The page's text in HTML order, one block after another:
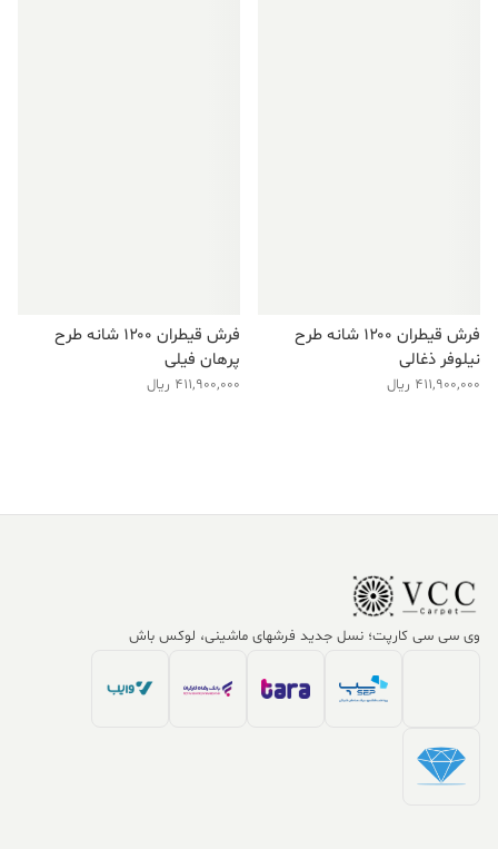
فرش قیطران ۱۲۰۰ شانه طرح
نیلوفر ذغالی
411,900,000 ریال
فرش قیطران ۱۲۰۰ شانه طرح
پرهان فیلی
411,900,000 ریال
وی سی سی کارپت؛ نسل جدید فرشهای ماشینی، لوکس باش